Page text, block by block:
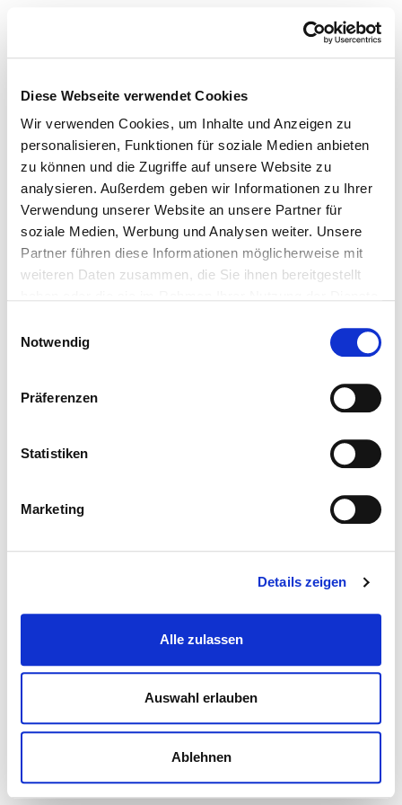
Diese Webseite verwendet Cookies
Wir verwenden Cookies, um Inhalte und Anzeigen zu
personalisieren, Funktionen für soziale Medien anbieten
zu können und die Zugriffe auf unsere Website zu
analysieren. Außerdem geben wir Informationen zu Ihrer
Verwendung unserer Website an unsere Partner für
soziale Medien, Werbung und Analysen weiter. Unsere
Partner führen diese Informationen möglicherweise mit
weiteren Daten zusammen, die Sie ihnen bereitgestellt
Notwendig
Präferenzen
Statistiken
Marketing
Details zeigen
Alle zulassen
Auswahl erlauben
Ablehnen